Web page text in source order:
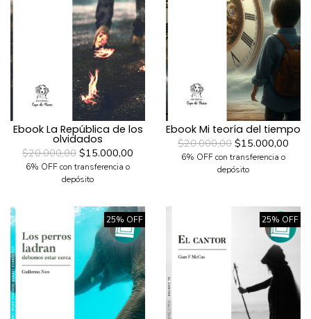
Ebook La República de los
olvidados
$20.000,00 $15.000,00
6% OFF con transferencia o
depósito
Ebook Mi teoría del tiempo
$20.000,00 $15.000,00
6% OFF con transferencia o
depósito
25% OFF 25% OFF